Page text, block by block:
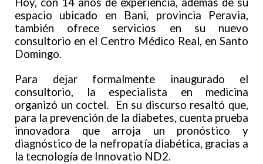
espacio ubicado en Bani, provincia Peravia,
también ofrece servicios en su nuevo
consultorio en el Centro Médico Real, en Santo
Domingo.
Para dejar formalmente inaugurado el
consultorio, la especialista en medicina
organizó un coctel. En su discurso resaltó que,
para la prevención de la diabetes, cuenta prueba
innovadora que arroja un pronóstico y
diagnóstico de la nefropatía diabética, gracias a
la tecnología de Innovatio ND2.